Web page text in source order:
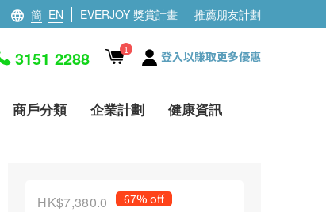
簡 EN EVERJOY 獎賞計畫 推薦朋友計劃
3151 2288 1 登入以賺取更多優惠
商戶分類 企業計劃 健康資訊
HK$7,380.0 67% off